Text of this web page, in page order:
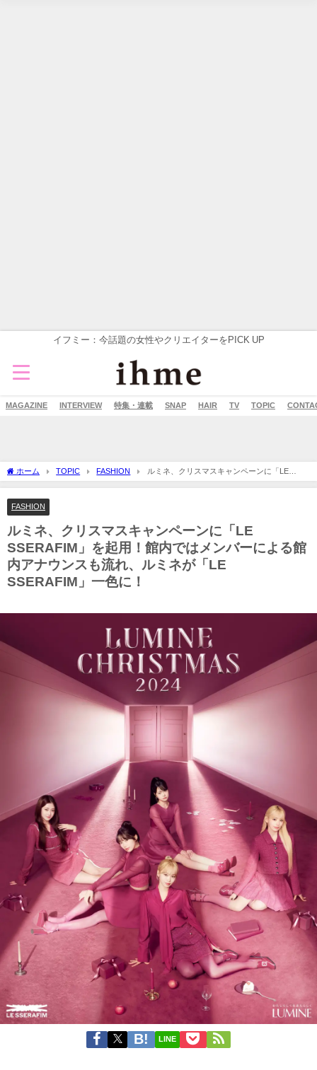
イフミー：今話題の女性やクリエイターをPICK UP
MAGAZINE INTERVIEW 特集・連載 SNAP HAIR TV TOPIC
ホーム TOPIC FASHION
ルミネ、クリスマスキャンペーンに「LE
SSERAFIM」を起用！館内ではメンバーによる館内アナウンスも流れ、ルミネが「LE
FASHION
ルミネ、クリスマスキャンペーンに「LE
SSERAFIM」を起用！館内ではメンバーによる館
内アナウンスも流れ、ルミネが「LE
SSERAFIM」一色に！
LINE